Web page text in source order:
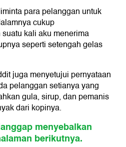
para pelanggan untuk
cukup
kali aku menerima
seperti setengah gelas
juga menyetujui pernyataan
pelanggan setianya yang
gula, sirup, dan pemanis
dari kopinya.
menyebalkan
berikutnya.